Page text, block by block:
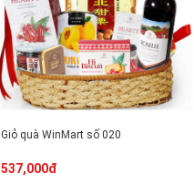
Giỏ quà WinMart số 020
537,000đ